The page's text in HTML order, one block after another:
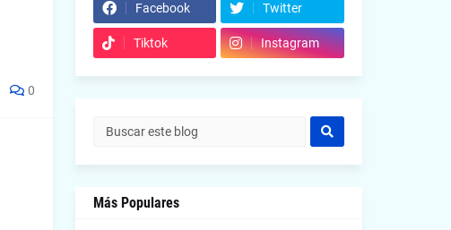
0
Facebook Twitter
Tiktok Instagram
Más Populares